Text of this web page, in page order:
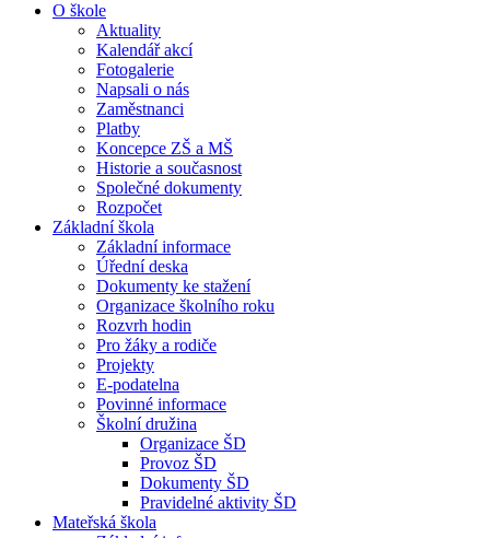
O škole
Aktuality
Kalendář akcí
Fotogalerie
Napsali o nás
Zaměstnanci
Platby
Koncepce ZŠ a MŠ
Historie a současnost
Společné dokumenty
Rozpočet
Základní škola
Základní informace
Úřední deska
Dokumenty ke stažení
Organizace školního roku
Rozvrh hodin
Pro žáky a rodiče
Projekty
E-podatelna
Povinné informace
Školní družina
Organizace ŠD
Provoz ŠD
Dokumenty ŠD
Pravidelné aktivity ŠD
Mateřská škola